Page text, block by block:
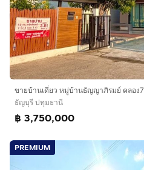
ขายบ้านเดี่ยว หมู่บ้านธัญญาภิรมย์ คลอง7
ธัญบุรี ปทุมธานี
฿ 3,750,000
PREMIUM